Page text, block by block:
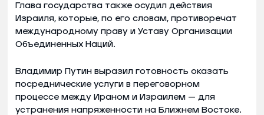
Глава государства также осудил действия
Израиля, которые, по его словам, противоречат
международному праву и Уставу Организации
Объединенных Наций.
Владимир Путин выразил готовность оказать
посреднические услуги в переговорном
процессе между Ираном и Израилем — для
устранения напряженности на Ближнем Востоке.